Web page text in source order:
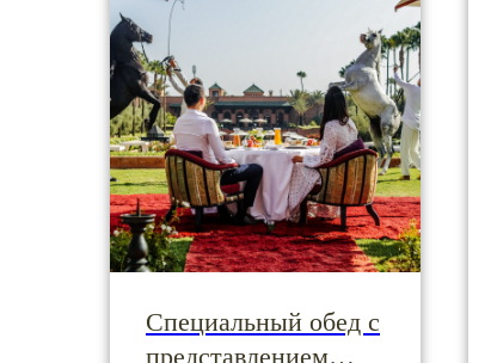
Специальный обед с
представлением